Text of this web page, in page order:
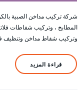
شركة تركيب مداخن الصبية
المطابخ ، وتركيب شفاطات
وتركيب شفاط مداخن وتنظيف
قراءة المزيد